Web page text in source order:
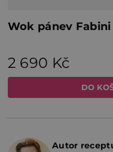
Autor